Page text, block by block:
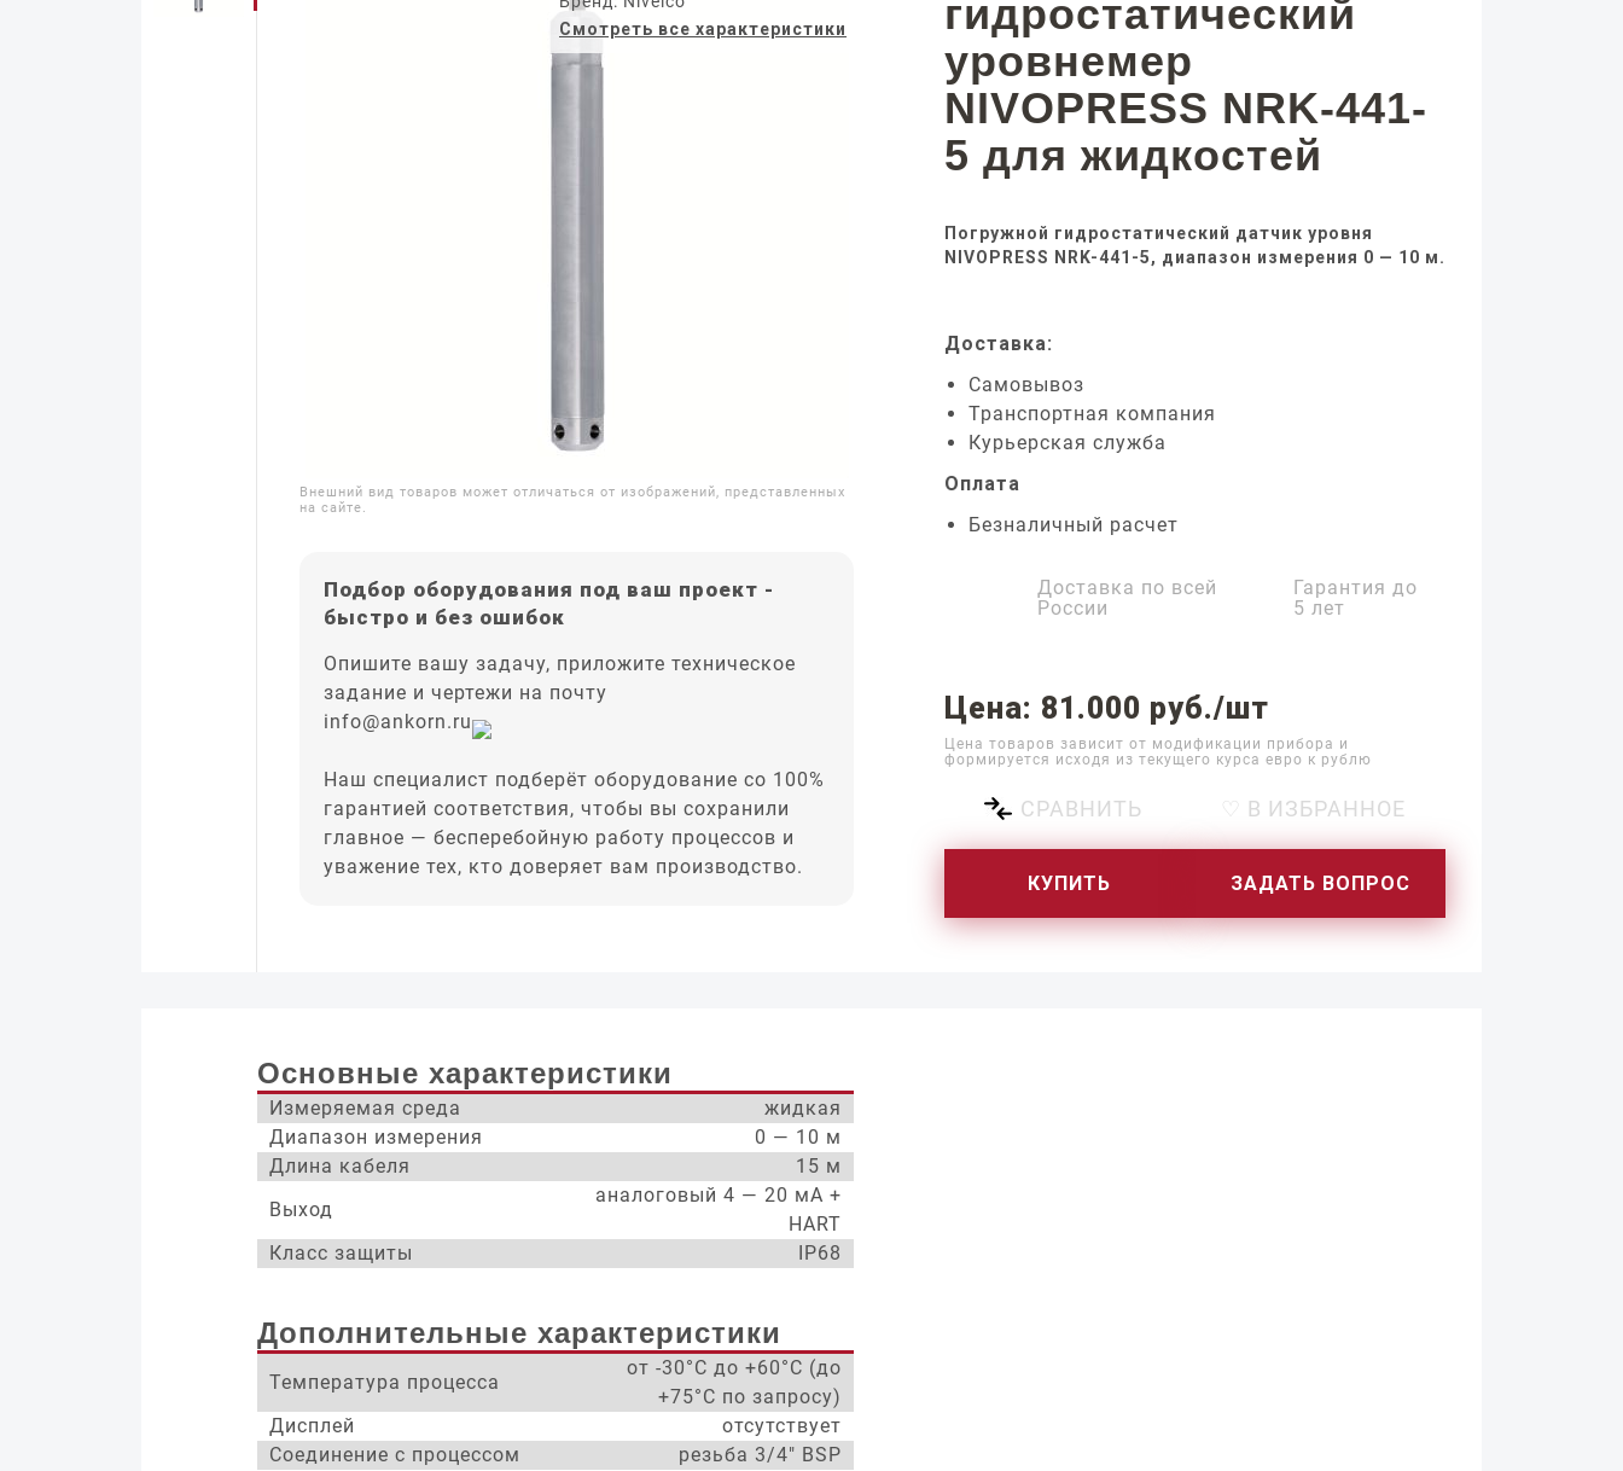
Смотреть все характеристики
Внешний вид товаров может отличаться от изображений, представленных
на сайте.
Подбор оборудования под ваш проект -
быстро и без ошибок
Опишите вашу задачу, приложите техническое
задание и чертежи на почту
info@ankorn.ru
Наш специалист подберёт оборудование со 100%
гарантией соответствия, чтобы вы сохранили
главное — бесперебойную работу процессов и
уважение тех, кто доверяет вам производство.
гидростатический
уровнемер
NIVOPRESS NRK-441-
5 для жидкостей
Погружной гидростатический датчик уровня
NIVOPRESS NRK-441-5, диапазон измерения 0 — 10 м.
Доставка:
Самовывоз
Транспортная компания
Курьерская служба
Оплата
Безналичный расчет
Доставка по всей
России
Гарантия до
5 лет
Цена: 81.000 руб./шт
Цена товаров зависит от модификации прибора и
формируется исходя из текущего курса евро к рублю
СРАВНИТЬ ♡ В ИЗБРАННОЕ
КУПИТЬ ЗАДАТЬ ВОПРОС
Основные характеристики
Измеряемая среда
жидкая
Диапазон измерения
0 — 10 м
Длина кабеля
15 м
Выход
аналоговый 4 — 20 мА +
HART
Класс защиты
IP68
Дополнительные характеристики
Температура процесса
от -30°С до +60°С (до
+75°С по запросу)
Дисплей
отсутствует
Соединение с процессом
резьба 3/4" BSP